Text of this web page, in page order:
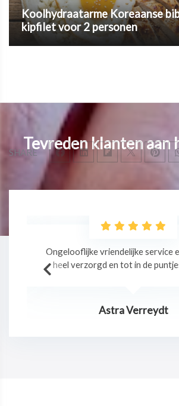
SHARE
Koolhydraatarme Koreaanse
kipfilet voor 2 personen
Tevreden klanten aan
Professionele massage in een